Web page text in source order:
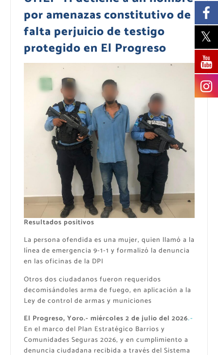
por amenazas constitutivo de
falta perjuicio de testigo
protegido en El Progreso
Resultados positivos
La persona ofendida es una mujer, quien llamó a la
línea de emergencia 9-1-1 y formalizó la denuncia
en las oficinas de la DPI
Otros dos ciudadanos fueron requeridos
decomisándoles arma de fuego, en aplicación a la
Ley de control de armas y municiones
El Progreso, Yoro.- miércoles 2 de julio del 2026.-
En el marco del Plan Estratégico Barrios y
Comunidades Seguras 2026, y en cumplimiento a
denuncia ciudadana recibida a través del Sistema